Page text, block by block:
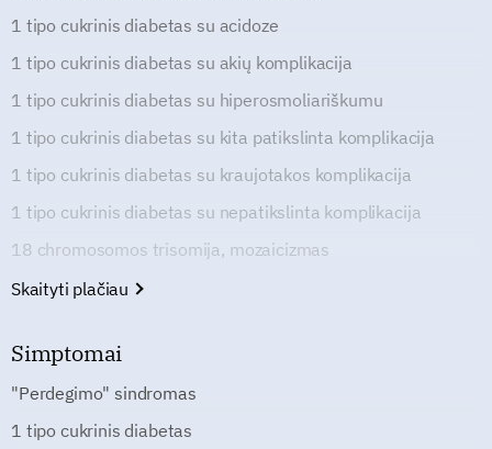
1 tipo cukrinis diabetas su acidoze
1 tipo cukrinis diabetas su akių komplikacija
1 tipo cukrinis diabetas su hiperosmoliariškumu
1 tipo cukrinis diabetas su kita patikslinta komplikacija
1 tipo cukrinis diabetas su kraujotakos komplikacija
1 tipo cukrinis diabetas su nepatikslinta komplikacija
18 chromosomos trisomija, mozaicizmas
Skaityti plačiau
Simptomai
"Perdegimo" sindromas
1 tipo cukrinis diabetas